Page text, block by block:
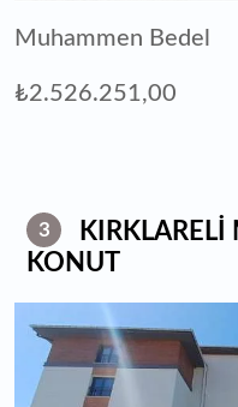
Muhammen Bedel
₺2.526.251,00
3
KONUT